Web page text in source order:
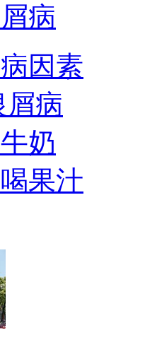
病
因素
屑病
奶
果汁